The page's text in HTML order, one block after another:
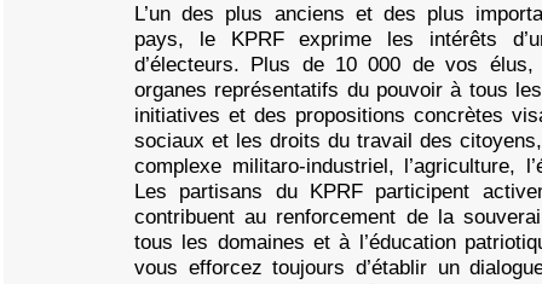
L’un des plus anciens et des plus
pays, le KPRF exprime les intérêts
d’électeurs. Plus de 10 000 de vos
organes représentatifs du pouvoir à tous
initiatives et des propositions concrètes
sociaux et les droits du travail des
complexe militaro-industriel, l’agriculture,
Les partisans du KPRF participent
contribuent au renforcement de la
tous les domaines et à l’éducation
vous efforcez toujours d’établir un